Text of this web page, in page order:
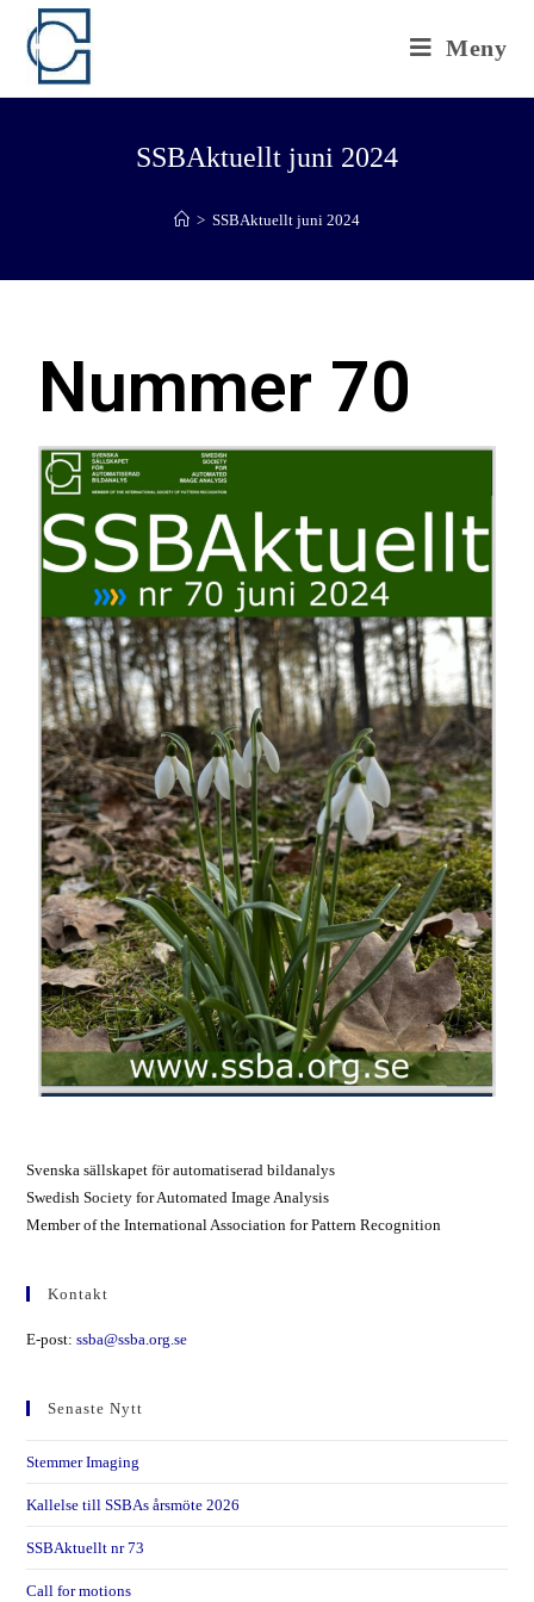
Meny
SSBAktuellt juni 2024
> SSBAktuellt juni 2024
Nummer 70
Svenska sällskapet för automatiserad bildanalys
Swedish Society for Automated Image Analysis
Member of the International Association for Pattern Recognition
Kontakt
E-post:ssba@ssba.org.se
Senaste Nytt
Stemmer Imaging
Kallelse till SSBAs årsmöte 2026
SSBAktuellt nr 73
Call for motions